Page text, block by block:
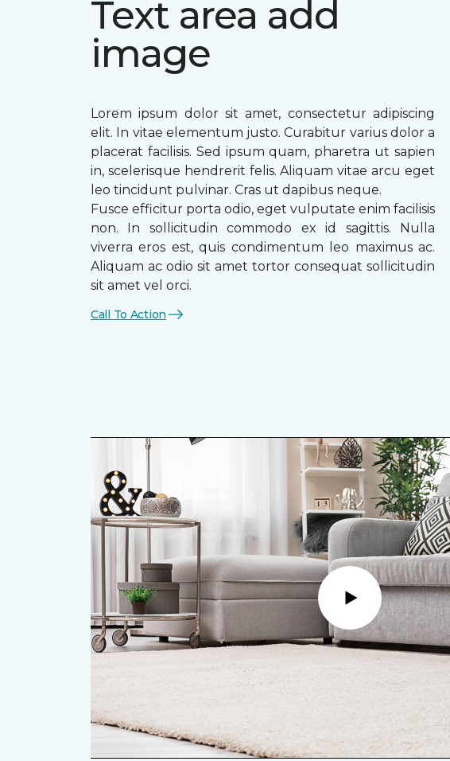
Text area add
image
Lorem ipsum dolor sit amet, consectetur adipiscing
elit. In vitae elementum justo. Curabitur varius dolor a
placerat facilisis. Sed ipsum quam, pharetra ut sapien
in, scelerisque hendrerit felis. Aliquam vitae arcu eget
leo tincidunt pulvinar. Cras ut dapibus neque.
Fusce efficitur porta odio, eget vulputate enim facilisis
non. In sollicitudin commodo ex id sagittis. Nulla
viverra eros est, quis condimentum leo maximus ac.
Aliquam ac odio sit amet tortor consequat sollicitudin
sit amet vel orci.
Call To Action
Play